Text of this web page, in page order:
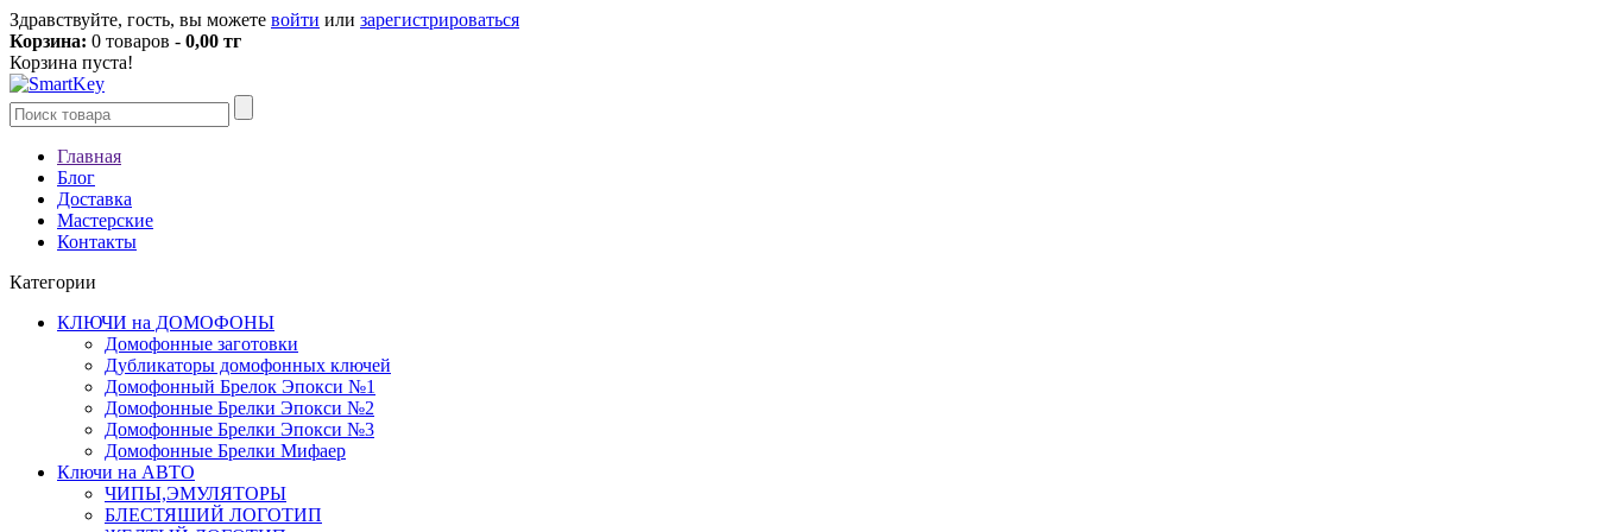
Здравствуйте, гость, вы можете войти или зарегистрироваться
Корзина: 0 товаров - 0,00 тг
Корзина пуста!
Главная
Блог
Доставка
Мастерские
Контакты
Категории
КЛЮЧИ на ДОМОФОНЫ
Домофонные заготовки
Дубликаторы домофонных ключей
Домофонный Брелок Эпокси №1
Домофонные Брелки Эпокси №2
Домофонные Брелки Эпокси №3
Домофонные Брелки Мифаер
Ключи на АВТО
ЧИПЫ,ЭМУЛЯТОРЫ
БЛЕСТЯШИЙ ЛОГОТИП